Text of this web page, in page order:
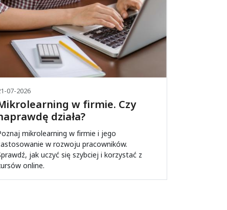
07-2026
w firmie. Czy
działa?
mikrolearning w firmie i jego
w rozwoju pracowników.
jak uczyć się szybciej i korzystać z
online.